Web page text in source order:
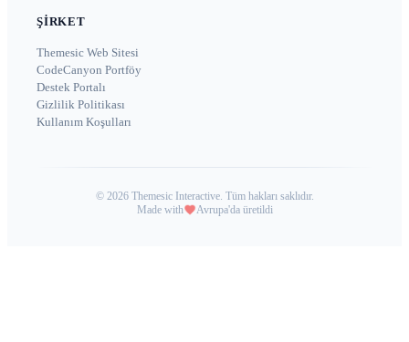
ŞIRKET
Themesic Web Sitesi
CodeCanyon Portföy
Destek Portalı
Gizlilik Politikası
Kullanım Koşulları
© 2026 Themesic Interactive. Tüm hakları saklıdır.
Made with
Avrupa'da üretildi